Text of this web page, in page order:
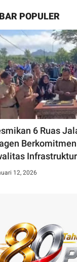
POPULER
6 Ruas
Infrastruktur
12, 2026